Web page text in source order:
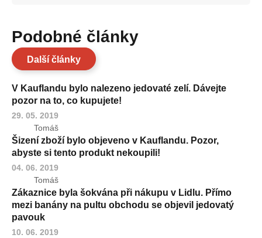
Podobné články
Další články
V Kauflandu bylo nalezeno jedovaté zelí. Dávejte
pozor na to, co kupujete!
29. 05. 2019
Tomáš
Šizení zboží bylo objeveno v Kauflandu. Pozor,
abyste si tento produkt nekoupili!
04. 06. 2019
Tomáš
Zákaznice byla šokvána při nákupu v Lidlu. Přímo
mezi banány na pultu obchodu se objevil jedovatý
pavouk
10. 06. 2019